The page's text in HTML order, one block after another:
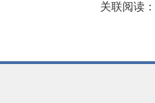
关联阅读：